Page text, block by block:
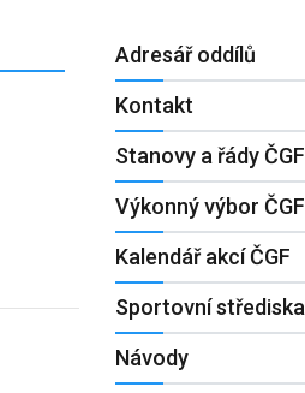
Adresář oddílů
Kontakt
Stanovy a řády ČGF
Výkonný výbor ČGF
Kalendář akcí ČGF
Sportovní střediska
Návody